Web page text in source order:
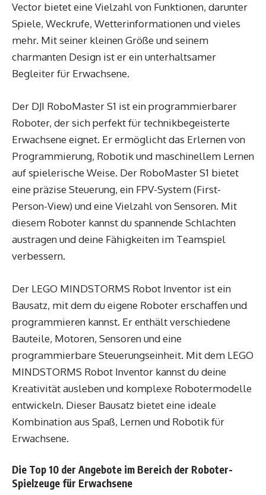
Vector bietet eine Vielzahl von Funktionen, darunter
Spiele, Weckrufe, Wetterinformationen und vieles
mehr. Mit seiner kleinen Größe und seinem
charmanten Design ist er ein unterhaltsamer
Begleiter für Erwachsene.
Der DJI RoboMaster S1 ist ein programmierbarer
Roboter, der sich perfekt für technikbegeisterte
Erwachsene eignet. Er ermöglicht das Erlernen von
Programmierung, Robotik und maschinellem Lernen
auf spielerische Weise. Der RoboMaster S1 bietet
eine präzise Steuerung, ein FPV-System (First-
Person-View) und eine Vielzahl von Sensoren. Mit
diesem Roboter kannst du spannende Schlachten
austragen und deine Fähigkeiten im Teamspiel
verbessern.
Der LEGO MINDSTORMS Robot Inventor ist ein
Bausatz, mit dem du eigene Roboter erschaffen und
programmieren kannst. Er enthält verschiedene
Bauteile, Motoren, Sensoren und eine
programmierbare Steuerungseinheit. Mit dem LEGO
MINDSTORMS Robot Inventor kannst du deine
Kreativität ausleben und komplexe Robotermodelle
entwickeln. Dieser Bausatz bietet eine ideale
Kombination aus Spaß, Lernen und Robotik für
Erwachsene.
Die Top 10 der Angebote im Bereich der Roboter-
Spielzeuge für Erwachsene